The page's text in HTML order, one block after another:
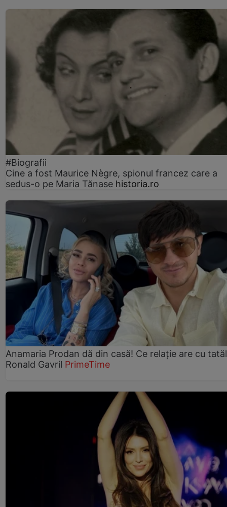
#Biografii
Cine a fost Maurice Nègre, spionul francez care a
sedus-o pe Maria Tănase historia.ro
Anamaria Prodan dă din casă! Ce relație are cu
Ronald Gavril PrimeTime